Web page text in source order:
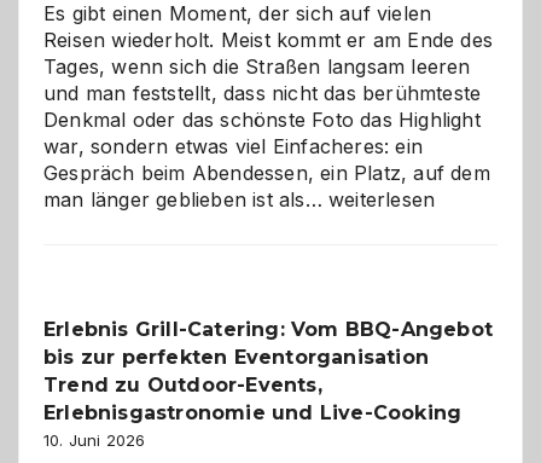
Es gibt einen Moment, der sich auf vielen
Reisen wiederholt. Meist kommt er am Ende des
Tages, wenn sich die Straßen langsam leeren
und man feststellt, dass nicht das berühmteste
Denkmal oder das schönste Foto das Highlight
war, sondern etwas viel Einfacheres: ein
Gespräch beim Abendessen, ein Platz, auf dem
man länger geblieben ist als… Als
Gelegenheit,
neue
zu
weiterlesen
Erlebnis Grill-Catering: Vom BBQ-Angebot
bis zur perfekten Eventorganisation
Trend zu Outdoor-Events,
Erlebnisgastronomie und Live-Cooking
10. Juni 2026